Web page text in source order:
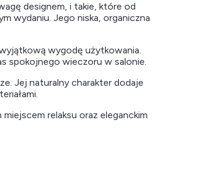
designem, i takie, które od
wydaniu. Jego niska, organiczna
wygodę użytkowania.
spokojnego wieczoru w salonie.
Jej naturalny charakter dodaje
relaksu oraz eleganckim